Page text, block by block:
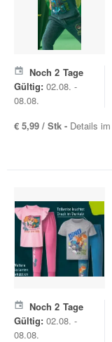
Noch 2 Tage
Gültig: 02.08. -
08.08.
€ 5,99 / Stk - Details
Noch 2 Tage
Gültig: 02.08. -
08.08.